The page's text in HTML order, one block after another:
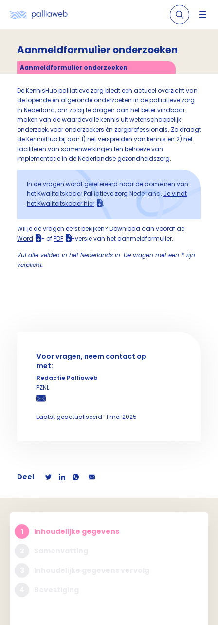
Aanmeldformulier onderzoeken
Aanmeldformulier onderzoeken
De KennisHub palliatieve zorg biedt een actueel overzicht van
de lopende en afgeronde onderzoeken in de palliatieve zorg
in Nederland, om zo bij te dragen aan het beter vindbaar
maken van de waardevolle kennis uit wetenschappelijk
onderzoek, voor onderzoekers én zorgprofessionals. Zo draagt
de KennisHub bij aan 1) het verspreiden van kennis en 2) het
faciliteren van samenwerkingen ten behoeve van
implementatie in de Nederlandse gezondheidszorg.
In de vragen wordt gerefereerd naar de domeinen van
het Kwaliteitskader Palliatieve zorg Nederland. Je vindt
het Kwaliteitskader hier
.
Wil je de vragen eerst bekijken? Download dan vooraf de
Word
- ofPDF
-versie van het aanmeldformulier.
Vul alle velden in het Nederlands in. De vragen met een * zijn
verplicht.
Voor vragen, neem contact op
met:
Redactie Palliaweb
PZNL
Laatst geactualiseerd: 1 mei 2025
Deel
1
Inhoudelijke gegevens